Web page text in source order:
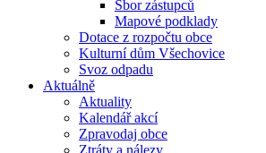
Sbor zástupců
Mapové podklady
Dotace z rozpočtu obce
Kulturní dům Všechovice
Svoz odpadu
Aktuálně
Aktuality
Kalendář akcí
Zpravodaj obce
Ztráty a nálezy